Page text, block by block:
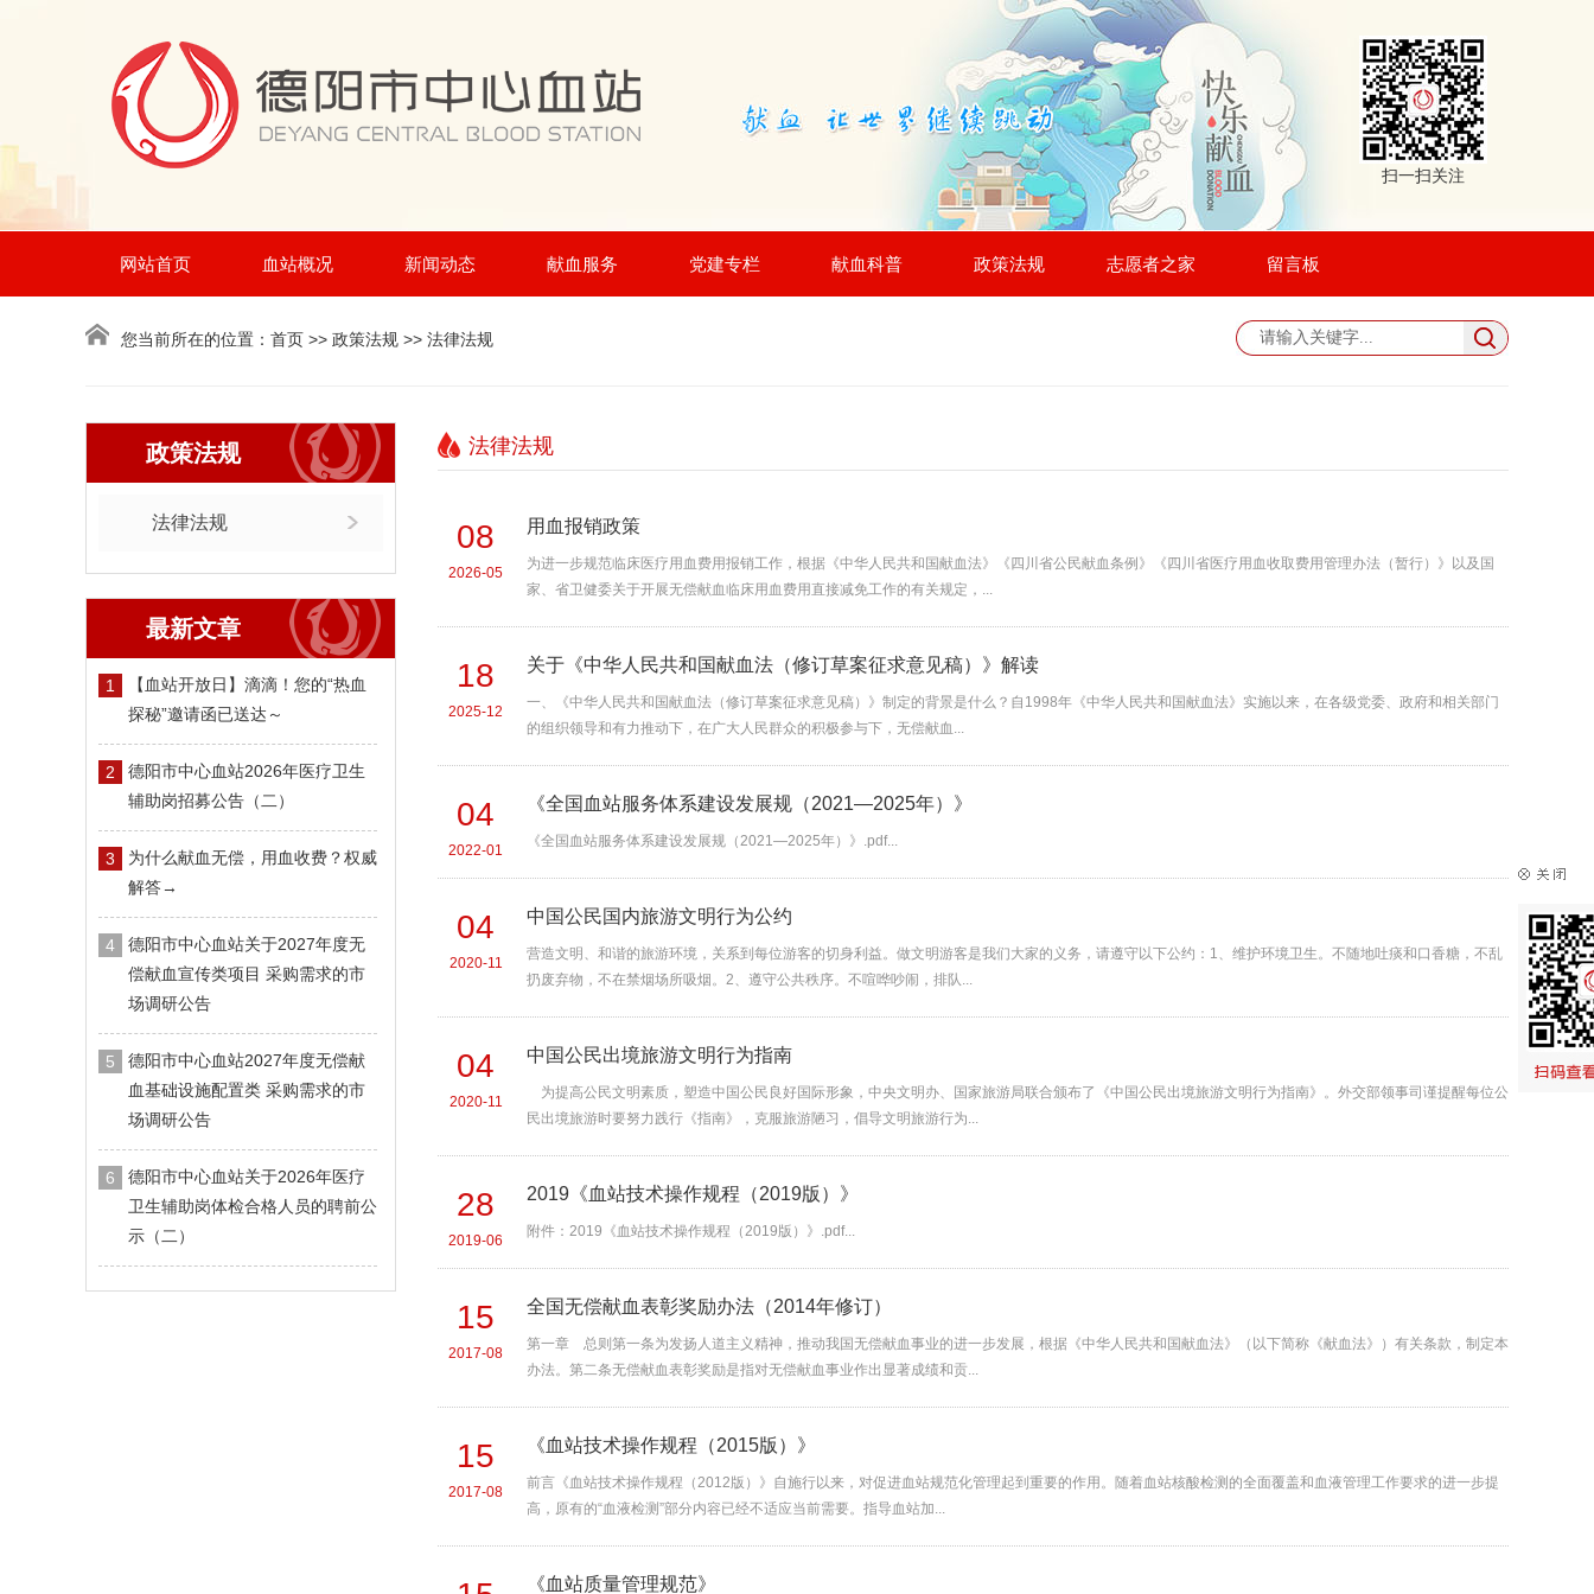
扫一扫关注
网站首页 血站概况 新闻动态 献血服务 党建专栏 献血科普 政策法规 志愿者之家 留言板
您当前所在的位置： 首页 >> 政策法规 >> 法律法规
政策法规
法律法规
最新文章
1
【血站开放日】滴滴！您的“热血
探秘”邀请函已送达～
2
德阳市中心血站2026年医疗卫生
辅助岗招募公告（二）
3
为什么献血无偿，用血收费？权威
解答→
4
德阳市中心血站关于2027年度无
偿献血宣传类项目 采购需求的市
场调研公告
5
德阳市中心血站2027年度无偿献
血基础设施配置类 采购需求的市
场调研公告
6
德阳市中心血站关于2026年医疗
卫生辅助岗体检合格人员的聘前公
示（二）
法律法规
08
2026-05
用血报销政策
为进一步规范临床医疗用血费用报销工作，根据《中华人民共和国献血法》《四川省公民献血条例》《四川省医疗用血收取费用管理办法（暂行）》以及国
家、省卫健委关于开展无偿献血临床用血费用直接减免工作的有关规定，...
18
2025-12
关于《中华人民共和国献血法（修订草案征求意见稿）》解读
一、《中华人民共和国献血法（修订草案征求意见稿）》制定的背景是什么？自1998年《中华人民共和国献血法》实施以来，在各级党委、政府和相关部门
的组织领导和有力推动下，在广大人民群众的积极参与下，无偿献血...
04
2022-01
《全国血站服务体系建设发展规（2021—2025年）》
《全国血站服务体系建设发展规（2021—2025年）》.pdf...
04
2020-11
中国公民国内旅游文明行为公约
营造文明、和谐的旅游环境，关系到每位游客的切身利益。做文明游客是我们大家的义务，请遵守以下公约：1、维护环境卫生。不随地吐痰和口香糖，不乱
扔废弃物，不在禁烟场所吸烟。2、遵守公共秩序。不喧哗吵闹，排队...
04
2020-11
中国公民出境旅游文明行为指南
为提高公民文明素质，塑造中国公民良好国际形象，中央文明办、国家旅游局联合颁布了《中国公民出境旅游文明行为指南》。外交部领事司谨提醒每位公
民出境旅游时要努力践行《指南》，克服旅游陋习，倡导文明旅游行为...
28
2019-06
2019《血站技术操作规程（2019版）》
附件：2019《血站技术操作规程（2019版）》.pdf...
15
2017-08
全国无偿献血表彰奖励办法（2014年修订）
第一章 总则第一条为发扬人道主义精神，推动我国无偿献血事业的进一步发展，根据《中华人民共和国献血法》（以下简称《献血法》）有关条款，制定本
办法。第二条无偿献血表彰奖励是指对无偿献血事业作出显著成绩和贡...
15
2017-08
《血站技术操作规程（2015版）》
前言《血站技术操作规程（2012版）》自施行以来，对促进血站规范化管理起到重要的作用。随着血站核酸检测的全面覆盖和血液管理工作要求的进一步提
高，原有的“血液检测”部分内容已经不适应当前需要。指导血站加...
《血站质量管理规范》